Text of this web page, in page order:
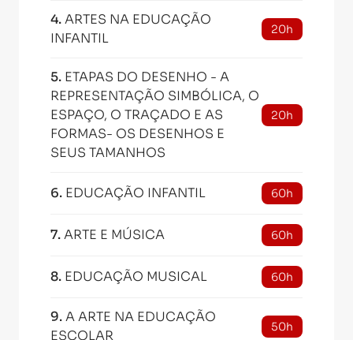
4.ARTES NA EDUCAÇÃO
INFANTIL
20h
5. ETAPAS DO DESENHO - A
REPRESENTAÇÃO SIMBÓLICA, O
ESPAÇO, O TRAÇADO E AS
FORMAS- OS DESENHOS E
SEUS TAMANHOS
20h
6. EDUCAÇÃO INFANTIL 60h
7.ARTE E MÚSICA 60h
8. EDUCAÇÃO MUSICAL 60h
9.A ARTE NA EDUCAÇÃO
ESCOLAR
50h